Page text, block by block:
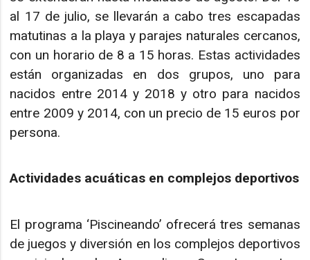
al 17 de julio, se llevarán a cabo tres escapadas
matutinas a la playa y parajes naturales cercanos,
con un horario de 8 a 15 horas. Estas actividades
están organizadas en dos grupos, uno para
nacidos entre 2014 y 2018 y otro para nacidos
entre 2009 y 2014, con un precio de 15 euros por
persona.
Actividades acuáticas en complejos deportivos
El programa ‘Piscineando’ ofrecerá tres semanas
de juegos y diversión en los complejos deportivos